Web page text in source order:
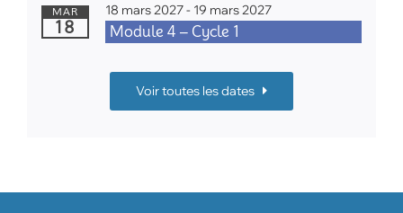
MAR
18
18 mars 2027- 19 mars 2027
Module 4 – Cycle 1
Voir toutes les dates